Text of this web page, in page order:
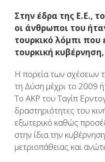
Στην έδρα της Ε.Ε.,
οι άνθρωποι του
τουρκικό λόμπι
τουρκική
Η πορεία των σχέσεων
τη Δύση μέχρι το 2009
Το ΑΚΡ του Ταγίπ
δραστηριότητες του
εξωτερικό καθώς
στην ίδια την
μετριοπάθειας και